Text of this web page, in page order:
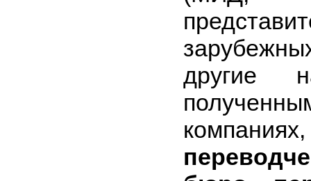
другие